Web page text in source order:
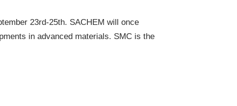
23rd-25th. SACHEM will once
in advanced materials. SMC is the